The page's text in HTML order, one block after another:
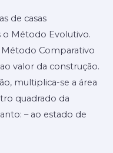
de casas
o Método Evolutivo.
Comparativo
valor da construção.
multiplica-se a área
quadrado da
– ao estado de